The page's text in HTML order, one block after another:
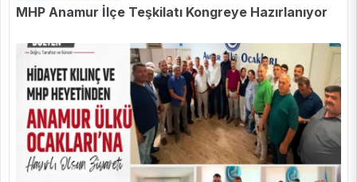
MHP Anamur İlçe Teşkilatı Kongreye Hazırlanıyor